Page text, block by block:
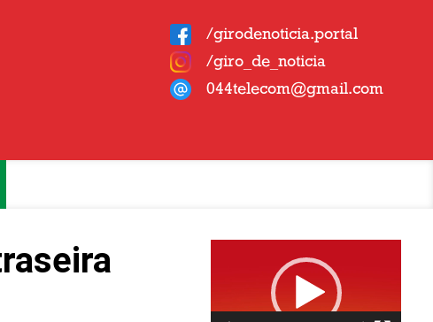
/girodenoticia.portal
/giro_de_noticia
044telecom@gmail.com